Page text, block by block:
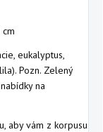
eukalyptus,
Pozn. Zelený
na
aby vám z korpusu